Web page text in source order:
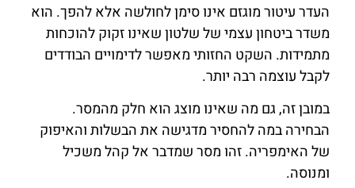
העדר עיטור מוגזם אינו סימן לחולשה אלא להפך. הוא
משדר ביטחון עצמי של שלטון שאינו זקוק להוכחות
מתמידות. השקט החזותי מאפשר לדימויים הבודדים
לקבל עוצמה רבה יותר.
במובן זה, גם מה שאינו מוצג הוא חלק מהמסר.
הבחירה במה להחסיר מדגישה את הבשלות והאיפוק
של האימפריה. זהו מסר שמדבר אל קהל משכיל
ומנוסה.